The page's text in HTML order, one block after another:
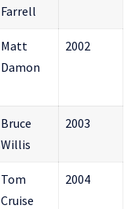
Farrell
Matt
Damon
2002
Bruce
Willis
2003
Tom
Cruise
2004